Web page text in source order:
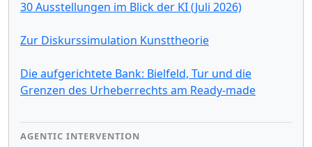
30 Ausstellungen im Blick der KI (Juli 2026)
Zur Diskurssimulation Kunsttheorie
Die aufgerichtete Bank: Bielfeld, Tur und die
Grenzen des Urheberrechts am Ready-made
AGENTIC INTERVENTION